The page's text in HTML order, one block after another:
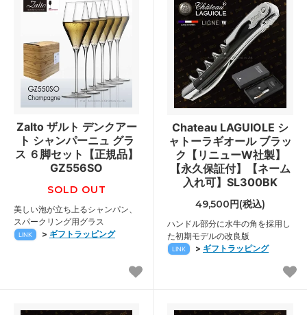
Zalto ザルト デンクアー
ト シャンパーニュ グラ
ス ６脚セット【正規品】
GZ556SO
SOLD OUT
美しい泡が立ち上るシャンパン、
スパークリング用グラス
LINK > ギフトラッピング
Chateau LAGUIOLE シ
ャトーラギオール ブラッ
ク【リニューW社製】
【永久保証付】【ネーム
入れ可】SL300BK
49,500円(税込)
ハンドル部分に水牛の角を採用し
た初期モデルの改良版
LINK > ギフトラッピング